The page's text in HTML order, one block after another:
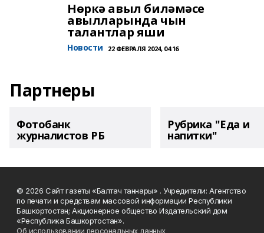
Нөркә авыл биләмәсе
авылларында чын
талантлар яши
Новости 22 ФЕВРАЛЯ 2024, 04:16
Партнеры
Фотобанк
журналистов РБ
Рубрика "Еда и
напитки"
© 2026 Сайт газеты «Балтач таннары» . Учредители: Агентство
по печати и средствам массовой информации Республики
Башкортостан; Акционерное общество Издательский дом
«Республика Башкортостан».
Об использовании персональных данных